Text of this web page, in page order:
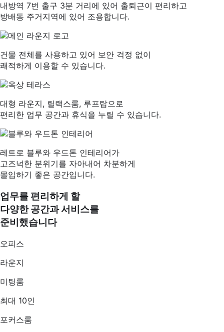
내방역 7번 출구 3분 거리에 있어 출퇴근이 편리하고
방배동 주거지역에 있어 조용합니다.
건물 전체를 사용하고 있어 보안 걱정 없이
쾌적하게 이용할 수 있습니다.
대형 라운지, 릴랙스룸, 루프탑으로
편리한 업무 공간과 휴식을 누릴 수 있습니다.
레트로 블루와 우드톤 인테리어가
고즈넉한 분위기를 자아내어 차분하게
몰입하기 좋은 공간입니다.
업무를 편리하게 할
다양한 공간과 서비스를
준비했습니다
오피스
라운지
미팅룸
최대 10인
포커스룸